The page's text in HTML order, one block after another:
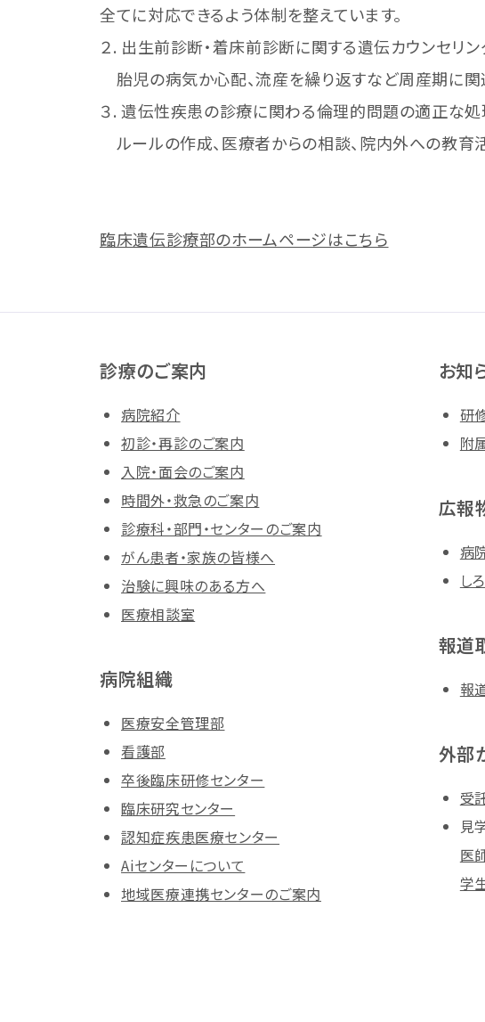
全てに対応できるよう体制を整えています。
２. 出生前診断・着床前診断に関する遺伝カウンセリン
胎児の病気か心配、流産を繰り返すなど周産期に関
３. 遺伝性疾患の診療に関わる倫理的問題の適正な
ルールの作成、医療者からの相談、院内外への教育
臨床遺伝診療部のホームページはこちら
診療のご案内
病院紹介
初診・再診のご案内
入院・面会のご案内
時間外・救急のご案内
診療科・部門・センターのご案内
がん患者・家族の皆様へ
治験に興味のある方へ
医療相談室
病院組織
医療安全管理部
看護部
卒後臨床研修センター
臨床研究センター
認知症疾患医療センター
Aiセンターについて
地域医療連携センターのご案内
お知
研
附
広報
病
し
報道
報
外部
受
見
医
学